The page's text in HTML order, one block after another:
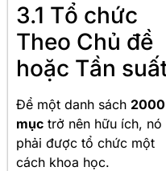
3.1 Tổ chức
Theo Chủ đề
hoặc Tần
Để một danh sách 2000
mục trở nên hữu ích, nó
phải được tổ chức một
cách khoa học.